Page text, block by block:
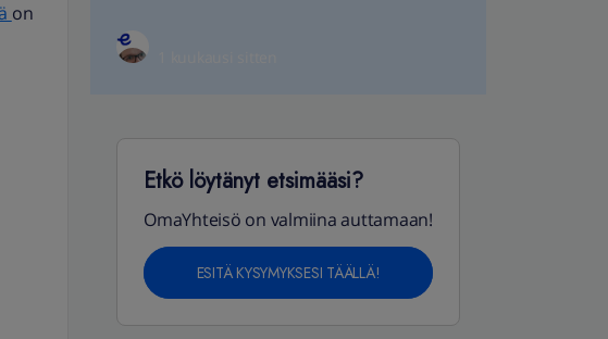
on
Etkö löytänyt etsimääsi?
OmaYhteisö on valmiina auttamaan!
ESITÄ KYSYMYKSESI TÄÄLLÄ!